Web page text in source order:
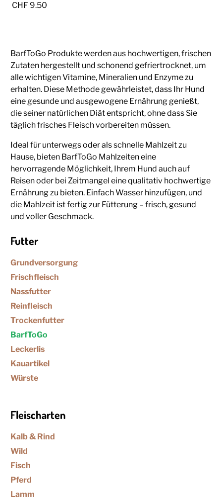
Futter
Grundversorgung
Frischfleisch
Nassfutter
Reinfleisch
Trockenfutter
BarfToGo
Leckerlis
Kauartikel
Würste
Fleischarten
Kalb & Rind
Wild
Fisch
Pferd
Lamm
CHF 9.50
BarfToGo Produkte werden aus hochwertigen, frischen
Zutaten hergestellt und schonend gefriertrocknet, um
alle wichtigen Vitamine, Mineralien und Enzyme zu
erhalten. Diese Methode gewährleistet, dass Ihr Hund
eine gesunde und ausgewogene Ernährung genießt,
die seiner natürlichen Diät entspricht, ohne dass Sie
täglich frisches Fleisch vorbereiten müssen.
Ideal für unterwegs oder als schnelle Mahlzeit zu
Hause, bieten BarfToGo Mahlzeiten eine
hervorragende Möglichkeit, Ihrem Hund auch auf
Reisen oder bei Zeitmangel eine qualitativ hochwertige
Ernährung zu bieten. Einfach Wasser hinzufügen, und
die Mahlzeit ist fertig zur Fütterung – frisch, gesund
und voller Geschmack.